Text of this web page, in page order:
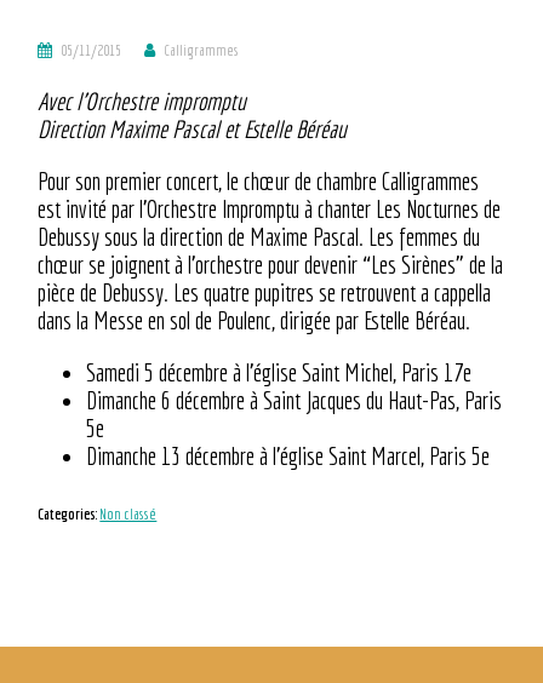
05/11/2015 Calligrammes
Avec l’Orchestre impromptu
Direction Maxime Pascal et Estelle Béréau
Pour son premier concert, le chœur de chambre Calligrammes
est invité par l’Orchestre Impromptu à chanter Les Nocturnes de
Debussy sous la direction de Maxime Pascal. Les femmes du
chœur se joignent à l’orchestre pour devenir “Les Sirènes” de la
pièce de Debussy. Les quatre pupitres se retrouvent a cappella
dans la Messe en sol de Poulenc, dirigée par Estelle Béréau.
Samedi 5 décembre à l’église Saint Michel, Paris 17e
Dimanche 6 décembre à Saint Jacques du Haut-Pas, Paris
5e
Dimanche 13 décembre à l’église Saint Marcel, Paris 5e
Categories: Non classé